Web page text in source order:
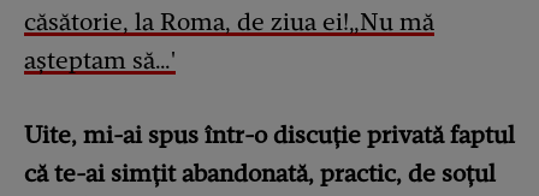
căsătorie, la Roma, de ziua ei!„Nu mă
așteptam să…'
Uite, mi-ai spus într-o discuție privată faptul
că te-ai simțit abandonată, practic, de soțul